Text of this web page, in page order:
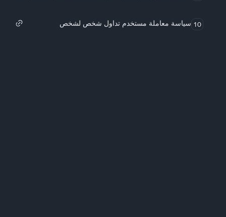
10 سياسة معاملة مستخدم تداول شخص لشخص